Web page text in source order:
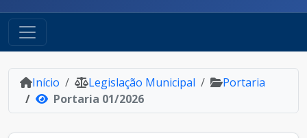
Início Legislação Municipal
Portaria
Portaria 01/2026